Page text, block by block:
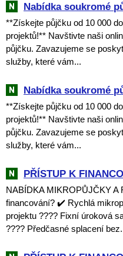
Nabídka soukromé
**Získejte půjčku od 10 000
projektů!** Navštivte naši
půjčku. Zavazujeme se
služby, které vám...
Nabídka soukromé
**Získejte půjčku od 10 000
projektů!** Navštivte naši
půjčku. Zavazujeme se
služby, které vám...
PŘÍSTUP K
NABÍDKA MIKROPŮJČKY A
financování? ✔️ Rychlá
projektu ???? Fixní úroková
???? Předčasné splacení